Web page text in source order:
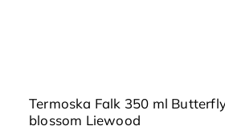
Termoska Falk 350 ml
blossom Liewood